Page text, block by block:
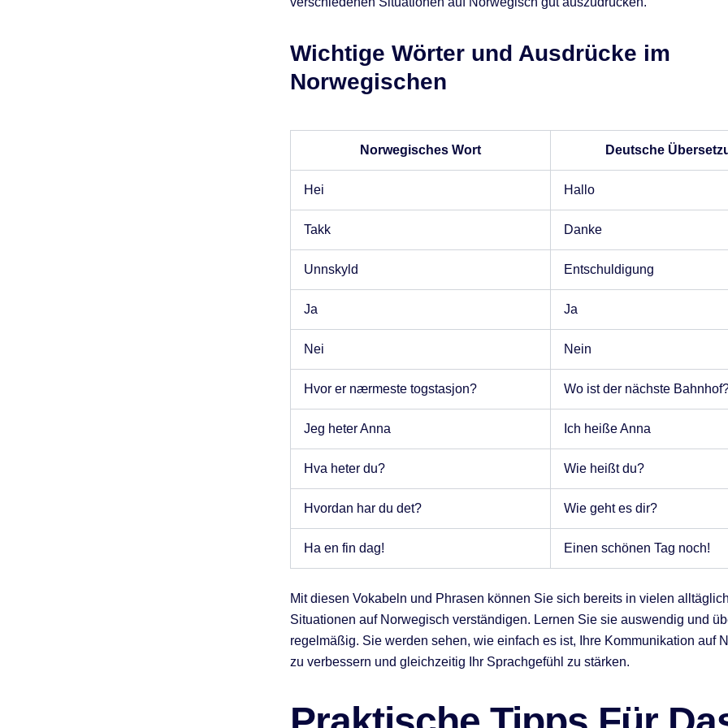
Wichtige Wörter und Ausdrücke im
Norwegischen
Norwegisches Wort Deutsche
Hei Hallo
Takk Danke
Unnskyld Entschuldigung
Ja Ja
Nei Nein
Hvor er nærmeste togstasjon? Wo ist der nächste
Jeg heter Anna Ich heiße Anna
Hva heter du? Wie heißt du?
Hvordan har du det? Wie geht es dir?
Ha en fin dag! Einen schönen Tag noch!
Mit diesen Vokabeln und Phrasen können Sie sich bereits in vielen
Situationen auf Norwegisch verständigen. Lernen Sie sie auswendig und
regelmäßig. Sie werden sehen, wie einfach es ist, Ihre Kommunikation auf
zu verbessern und gleichzeitig Ihr Sprachgefühl zu stärken.